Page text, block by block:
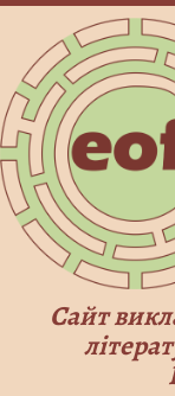
Сайт